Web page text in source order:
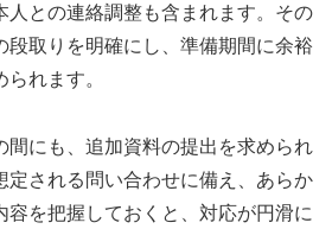
人との連絡調整も含まれます。その
段取りを明確にし、準備期間に余裕
れます。
間にも、追加資料の提出を求められ
定される問い合わせに備え、あらか
容を把握しておくと、対応が円滑に